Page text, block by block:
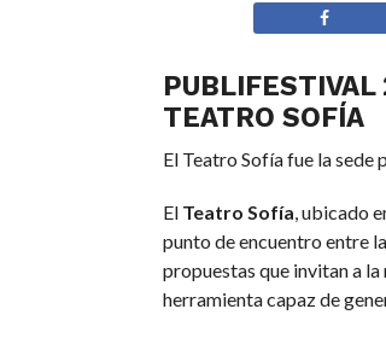
PUBLIFESTIVAL
TEATRO SOFÍA
El Teatro Sofía fue la sede
El Teatro Sofía , ubicado
punto de encuentro entre
propuestas que invitan a
herramienta capaz de